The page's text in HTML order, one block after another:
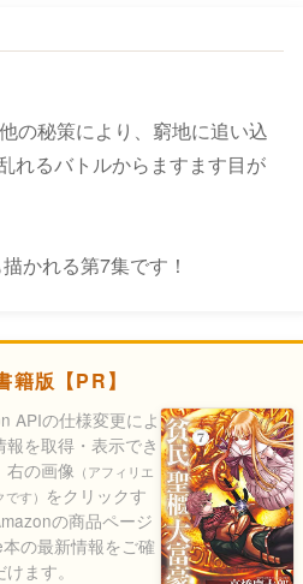
の秘策により、窮地に追い込
れるバトルからますます目が
かれる第7集です！
籍版【PR】
APIの仕様変更によ
報を取得・表示でき
右の画像 （アフィリエ
す） をクリックす
の商品ページ
の最新情報をご確
ます。